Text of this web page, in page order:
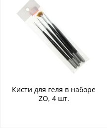
Кисти для геля в наборе
ZO, 4 шт.